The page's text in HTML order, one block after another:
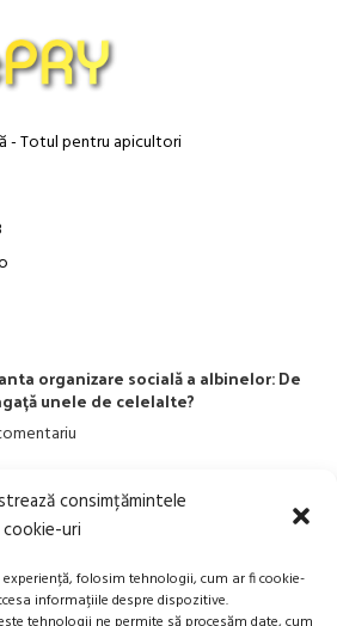
consimțămintele
uri
folosim tehnologii, cum ar fi cookie-
informațiile despre dispozitive.
- Totul pentru apicultori
organizare socială a albinelor: De
unele de celelalte?
Datelor Personale​